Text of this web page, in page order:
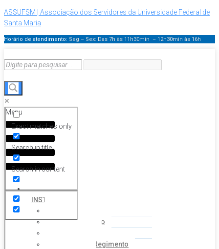
ASSUFSM | Associação dos Servidores da Universidade Federal de
Santa Maria
Horário de atendimento: Seg – Sex: Das 7h às 11h30min – 12h30min às 16h
Exact matches only
Search in title
Search in content
Menu
HOME
INSTITUCIONAL
Coordenação
Estatuto e Regimento